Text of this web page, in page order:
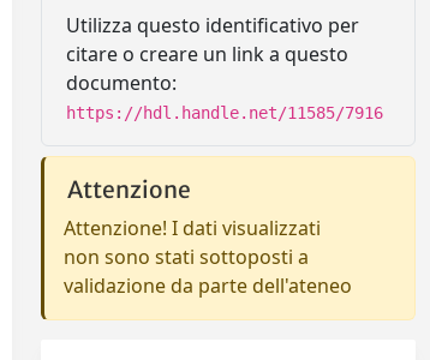
Utilizza questo identificativo per
citare o creare un link a questo
documento:
https://hdl.handle.net/11585/7916
Attenzione
Attenzione! I dati visualizzati
non sono stati sottoposti a
validazione da parte dell'ateneo